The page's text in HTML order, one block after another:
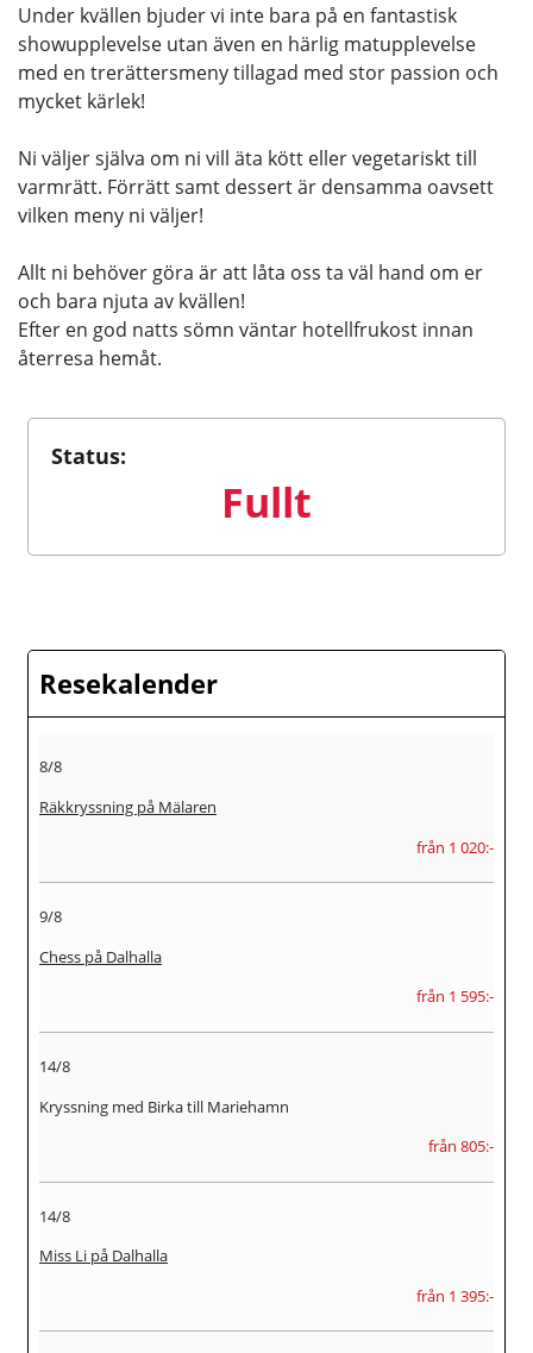
Under kvällen bjuder vi inte bara på en fantastisk
showupplevelse utan även en härlig matupplevelse
med en trerättersmeny tillagad med stor passion och
mycket kärlek!
Ni väljer själva om ni vill äta kött eller vegetariskt till
varmrätt. Förrätt samt dessert är densamma oavsett
vilken meny ni väljer!
Allt ni behöver göra är att låta oss ta väl hand om er
och bara njuta av kvällen!
Efter en god natts sömn väntar hotellfrukost innan
återresa hemåt.
Status:
Fullt
Resekalender
8/8
Räkkryssning på Mälaren
från 1 020:-
9/8
Chess på Dalhalla
från 1 595:-
14/8
Kryssning med Birka till Mariehamn
från 805:-
14/8
Miss Li på Dalhalla
från 1 395:-